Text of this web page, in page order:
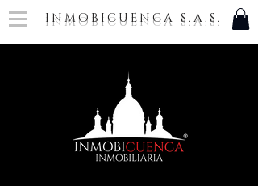
INMOBICUENCA S.A.S.